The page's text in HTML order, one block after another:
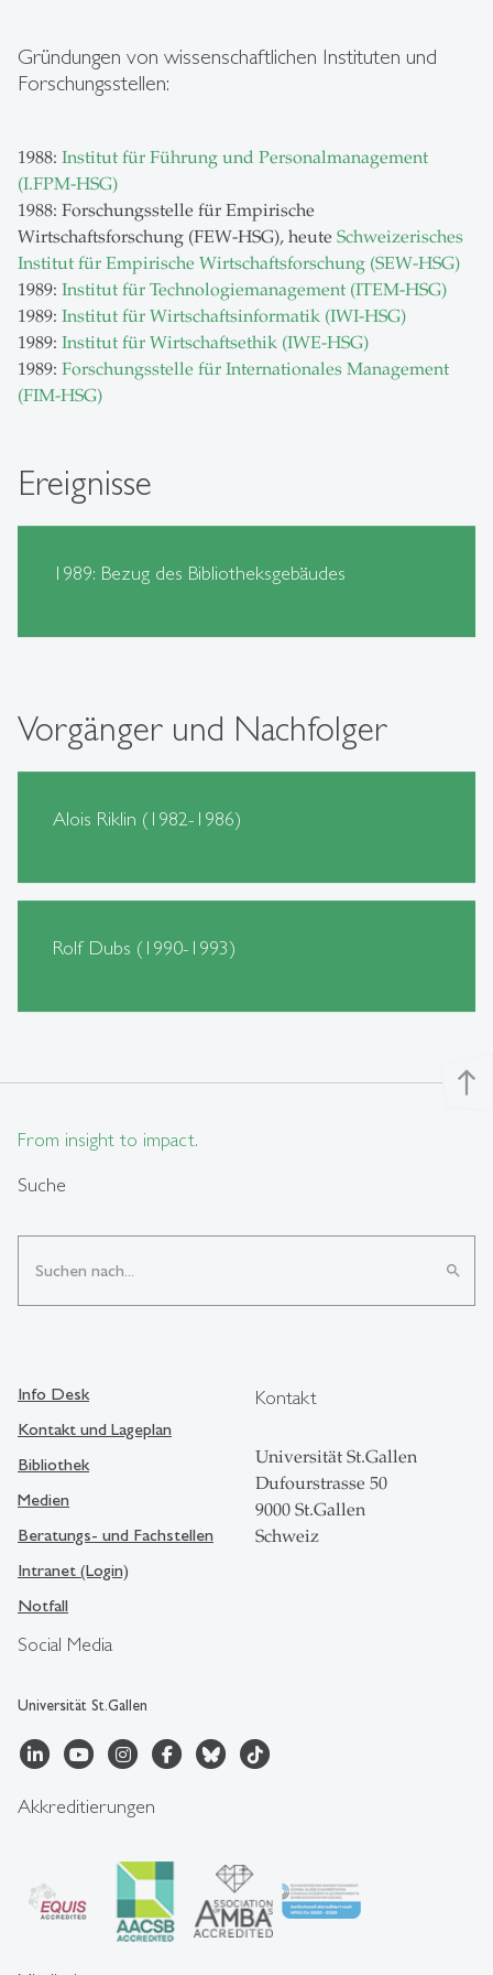
Gründungen von wissenschaftlichen Instituten und
Forschungsstellen:
1988: Institut für Führung und Personalmanagement
(I.FPM-HSG)
1988: Forschungsstelle für Empirische
Wirtschaftsforschung (FEW-HSG), heute Schweizerisches
Institut für Empirische Wirtschaftsforschung (SEW-HSG)
1989: Institut für Technologiemanagement (ITEM-HSG)
1989: Institut für Wirtschaftsinformatik (IWI-HSG)
1989: Institut für Wirtschaftsethik (IWE-HSG)
1989: Forschungsstelle für Internationales Management
(FIM-HSG)
Ereignisse
1989: Bezug des Bibliotheksgebäudes
Vorgänger und Nachfolger
Alois Riklin (1982-1986)
Rolf Dubs (1990-1993)
north
From insight to impact.
Suche
search
Social Media
Universität St.Gallen
Info Desk
Kontakt und Lageplan
Bibliothek
Medien
Beratungs- und Fachstellen
Intranet (Login)
Notfall
Kontakt
Universität St.Gallen
Dufourstrasse 50
9000 St.Gallen
Schweiz
Akkreditierungen